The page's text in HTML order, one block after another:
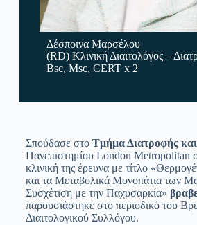
Δέσποινα Μαρσέλου
(RD) Κλινική Διαιτολόγος –
Bsc, Msc, CERT x 2
Σπούδασε στο Tμήμα Διατροφής και
Πανεπιστημίου London Metropolitan
κλινική της έρευνα με τίτλο
και τα Μεταβολικά Μονοπάτια των
Συσχέτιση με την Παχυσαρκία»
παρουσιάστηκε στο περιοδικό του
Διαιτολογικού Συλλόγου.